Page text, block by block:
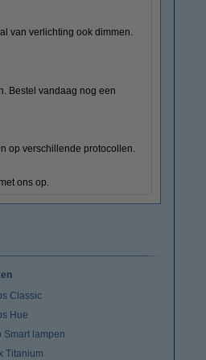
van verlichting ook dimmen.
Bestel vandaag nog een
op verschillende protocollen.
met ons op.
Classic
Hue
Smart lampen
Titanium